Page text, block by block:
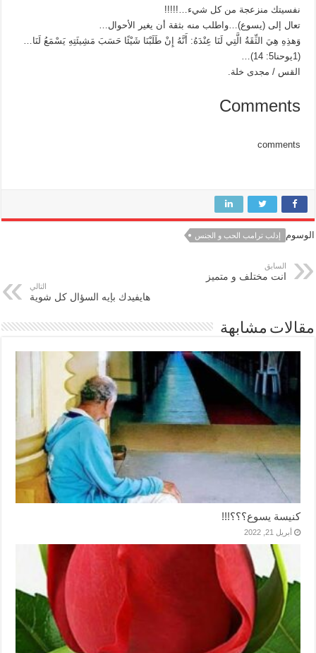
نفسيتك منزعجة من كل شيء…!!!!!
تعال إلى (يسوع)…واطلب منه بثقة أن يغير الأحوال…
وَهذِهِ هِيَ الثِّقَةُ الَّتِي لَنَا عِنْدَهُ: أَنَّهُ إِنْ طَلَبْنَا شَيْئًا حَسَبَ مَشِيئَتِهِ يَسْمَعُ لَنَا…
(1يوحنا5: 14)…
القس / مجدى خلة.
Comments
comments
الوسوم إدلب ترامب الحب و الجنس
السابق
انت مختلف و متميز
التالي
هايفيدك بإيه السؤال كل شوية
مقالات مشابهة
كنيسة يسوع؟؟؟!!!
أبريل 21, 2022